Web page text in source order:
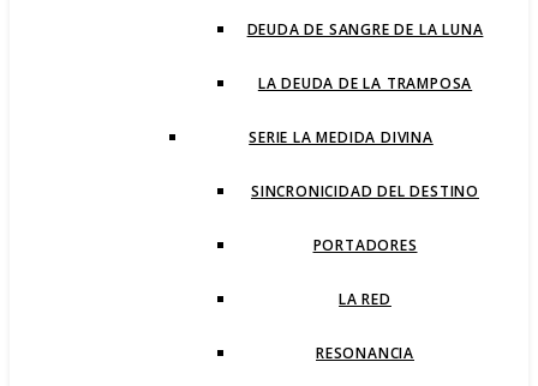
DEUDA DE SANGRE DE LA LUNA
LA DEUDA DE LA TRAMPOSA
SERIE LA MEDIDA DIVINA
SINCRONICIDAD DEL DESTINO
PORTADORES
LA RED
RESONANCIA